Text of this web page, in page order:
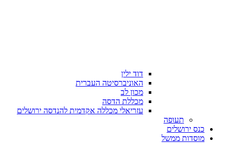
דוד ילין
האוניברסיטה העברית
מכון לב
מכללת הדסה
עזריאלי מכללה אקדמית להנדסה ירושלים
תעופה
כנס ירושלים
מוסדות ממשל